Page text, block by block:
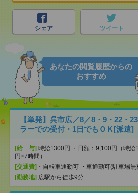
シェア ツイート
あなたの閲覧履歴からの
おすすめ
【単発】呉市広／8／8・9・22・
ラーでの受付・1日でもＯＫ[派遣]
[給 与] 時給1300円 ・日額：9,100円（時給
円×7時間）
[交通費] ・自転車通勤可 ・車通勤可(駐車場無
[勤務地] 広駅から徒歩9分